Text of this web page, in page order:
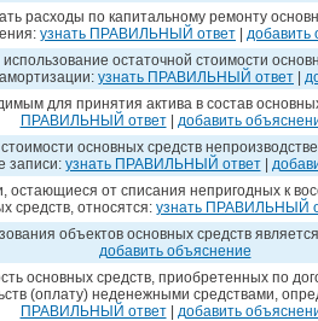
расходы по капитальному ремонту
узнать ПРАВИЛЬНЫЙ ответ добавить
остаточной стоимости
узнать ПРАВИЛЬНЫЙ ответ
для принятия актива в состав
ПРАВИЛЬНЫЙ ответ| добавить
основных средств
записи: узнать ПРАВИЛЬНЫЙ ответ|
остающиеся от списания непригодных к
средств, относятся: узнать ПРАВИЛЬНЫЙ
объектов основных средств
добавить объяснение
основных средств, приобретенных по
(оплату) неденежными средствами,
ПРАВИЛЬНЫЙ ответ| добавить